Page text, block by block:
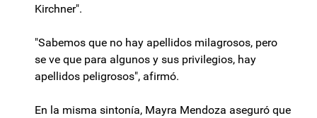
Kirchner".
"Sabemos que no hay apellidos milagrosos, pero
se ve que para algunos y sus privilegios, hay
apellidos peligrosos", afirmó.
En la misma sintonía, Mayra Mendoza aseguró que